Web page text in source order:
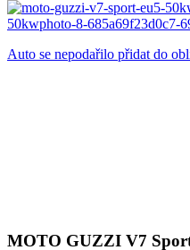
Auto se nepodařilo přidat do
MOTO GUZZI V7